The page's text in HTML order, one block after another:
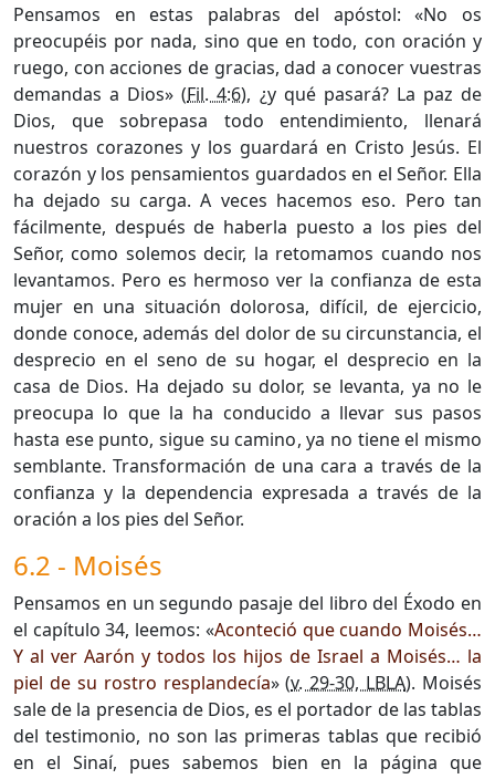
Pensamos en estas palabras del apóstol: «No os
preocupéis por nada, sino que en todo, con oración y
ruego, con acciones de gracias, dad a conocer vuestras
demandas a Dios» (Fil. 4:6), ¿y qué pasará? La paz de
Dios, que sobrepasa todo entendimiento, llenará
nuestros corazones y los guardará en Cristo Jesús. El
corazón y los pensamientos guardados en el Señor. Ella
ha dejado su carga. A veces hacemos eso. Pero tan
fácilmente, después de haberla puesto a los pies del
Señor, como solemos decir, la retomamos cuando nos
levantamos. Pero es hermoso ver la confianza de esta
mujer en una situación dolorosa, difícil, de ejercicio,
donde conoce, además del dolor de su circunstancia, el
desprecio en el seno de su hogar, el desprecio en la
casa de Dios. Ha dejado su dolor, se levanta, ya no le
preocupa lo que la ha conducido a llevar sus pasos
hasta ese punto, sigue su camino, ya no tiene el mismo
semblante. Transformación de una cara a través de la
confianza y la dependencia expresada a través de la
oración a los pies del Señor.
6.2 - Moisés
Pensamos en un segundo pasaje del libro del Éxodo en
el capítulo 34, leemos: «Aconteció que cuando Moisés…
Y al ver Aarón y todos los hijos de Israel a Moisés… la
piel de su rostro resplandecía» (v. 29-30, LBLA). Moisés
sale de la presencia de Dios, es el portador de las tablas
del testimonio, no son las primeras tablas que recibió
en el Sinaí, pues sabemos bien en la página que